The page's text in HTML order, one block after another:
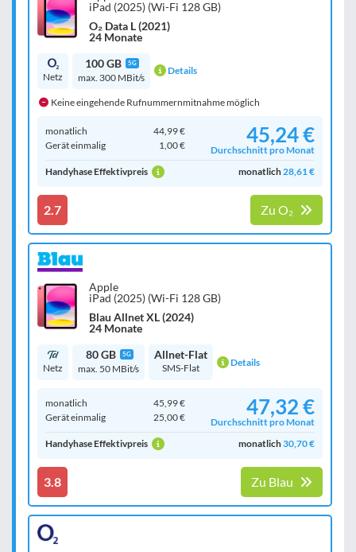
iPad (2025) (Wi-Fi 128 GB)
O₂ Data L (2021)
24 Monate
Netz
100 GB 5G
max. 300 MBit/s
Details
Keine eingehende Rufnummernmitnahme möglich
monatlich
44,99 €
Gerät einmalig
1,00 € 45,24 €
Durchschnitt pro Monat
Handyhase Effektivpreis
monatlich 28,61 €
2.7 Zu O₂
Apple
iPad (2025) (Wi-Fi 128 GB)
Blau Allnet XL (2024)
24 Monate
Netz
80 GB 5G
max. 50 MBit/s
Allnet-Flat
SMS-Flat Details
monatlich
45,99 €
Gerät einmalig
25,00 € 47,32 €
Durchschnitt pro Monat
Handyhase Effektivpreis
monatlich30,70 €
3.8 Zu Blau